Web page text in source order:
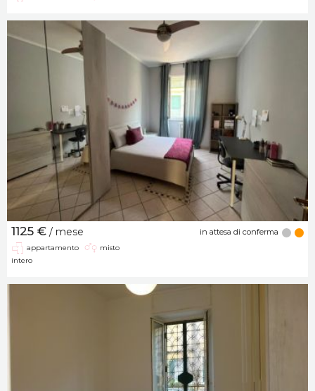
1125 € / mese in attesa di conferma
appartamento
intero
misto